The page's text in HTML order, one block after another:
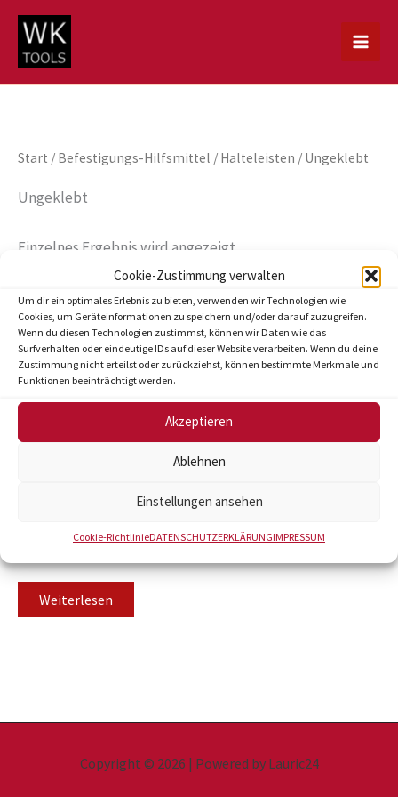
Cookie-Zustimmung verwalten
Um dir ein optimales Erlebnis zu bieten, verwenden wir Technologien wie
Cookies, um Geräteinformationen zu speichern und/oder darauf zuzugreifen.
Wenn du diesen Technologien zustimmst, können wir Daten wie das
Surfverhalten oder eindeutige IDs auf dieser Website verarbeiten. Wenn du deine
Zustimmung nicht erteilst oder zurückziehst, können bestimmte Merkmale und
Funktionen beeinträchtigt werden.
Akzeptieren
Ablehnen
Einstellungen ansehen
Cookie-RichtlinieDATENSCHUTZERKLÄRUNGIMPRESSUM
Zum
Inhalt
springen
Start / Befestigungs-Hilfsmittel / Halteleisten / Ungeklebt
Ungeklebt
Einzelnes Ergebnis wird angezeigt
Weiterlesen
Copyright © 2026 | Powered by Lauric24